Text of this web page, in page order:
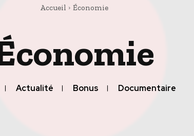
Accueil Économie
Actualité Bonus Documentaire